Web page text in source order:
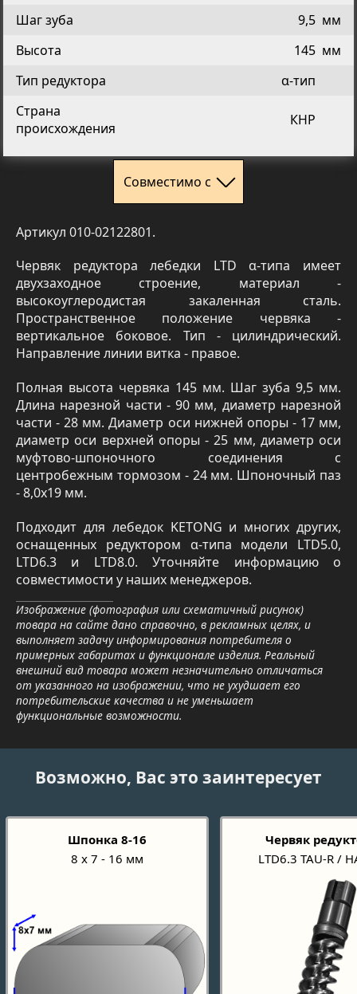
Шаг зуба
9,5 мм
Высота
145 мм
Тип редуктора
α-тип
Страна
происхождения
КНР
Совместимо с
Артикул 010-02122801.
Червяк редуктора лебедки LTD α-типа имеет
двухзаходное строение, материал -
высокоуглеродистая закаленная сталь.
Пространственное положение червяка -
вертикальное боковое. Тип - цилиндрический.
Направление линии витка - правое.
Полная высота червяка 145 мм. Шаг зуба 9,5 мм.
Длина нарезной части - 90 мм, диаметр нарезной
части - 28 мм. Диаметр оси нижней опоры - 17 мм,
диаметр оси верхней опоры - 25 мм, диаметр оси
муфтово-шпоночного соединения с
центробежным тормозом - 24 мм. Шпоночный паз
- 8,0х19 мм.
Подходит для лебедок KETONG и многих других,
оснащенных редуктором α-типа модели LTD5.0,
LTD6.3 и LTD8.0. Уточняйте информацию о
совместимости у наших менеджеров.
Изображение (фотография или схематичный рисунок)
товара на сайте дано справочно, в рекламных целях, и
выполняет задачу информирования потребителя о
примерных габаритах и функционале изделия. Реальный
внешний вид товара может незначительно отличаться
от указанного на изображении, что не ухудшает его
потребительские качества и не уменьшает
функциональные возможности.
Возможно, Вас это заинтересует
Шпонка 8-16
8 х 7 - 16 мм
Червяк
LTD6.3 TAU-R /